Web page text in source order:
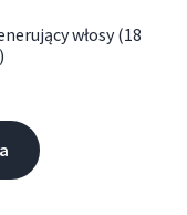
włosy (18